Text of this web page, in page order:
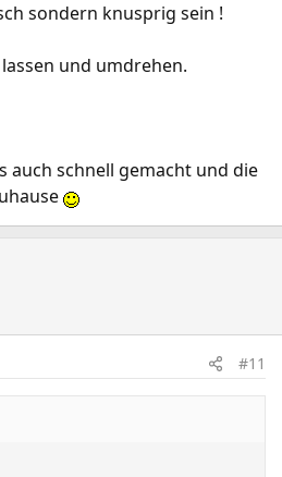
sondern knusprig sein !
und umdrehen.
auch schnell gemacht und die
#11